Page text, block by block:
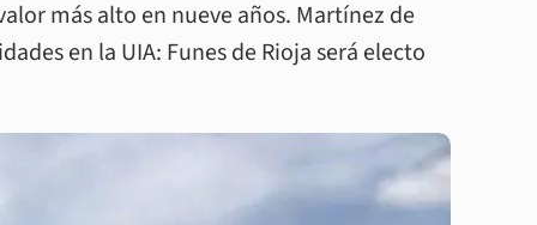
más alto en nueve años. Martínez de
en la UIA: Funes de Rioja será electo